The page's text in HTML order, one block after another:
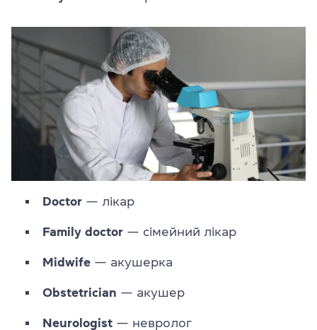
Doctor — лікар
Family doctor — сімейний лікар
Midwife — акушерка
Obstetrician — акушер
Neurologist — невролог